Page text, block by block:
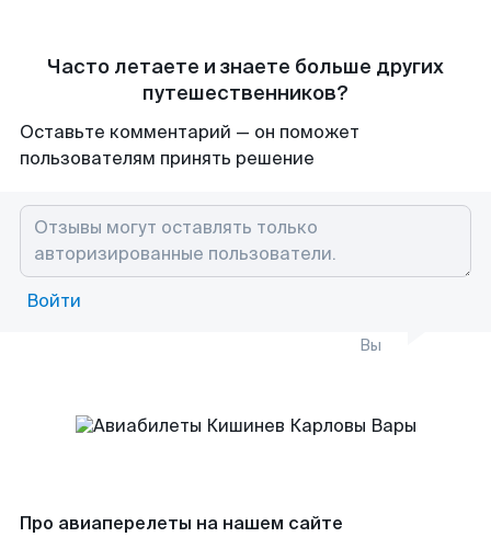
Часто летаете и знаете больше других
путешественников?
Оставьте комментарий — он поможет
пользователям принять решение
Войти
Вы
Про авиаперелеты на нашем сайте